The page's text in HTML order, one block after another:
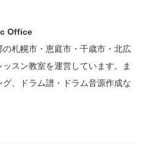
Office
札幌市・恵庭市・千歳市・北広
スン教室を運営しています。
ま
、ドラム譜・ドラム音源作成な